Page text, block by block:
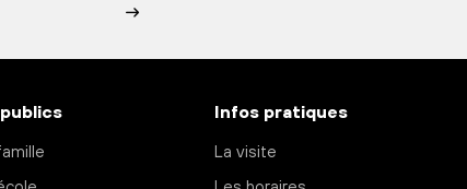
Infos pratiques
La visite